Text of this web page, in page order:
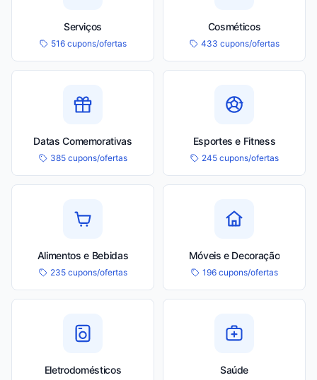
Serviços
516 cupons/ofertas
Cosméticos
433 cupons/ofertas
Datas Comemorativas
385 cupons/ofertas
Esportes e Fitness
245 cupons/ofertas
Alimentos e Bebidas
235 cupons/ofertas
Móveis e Decoração
196 cupons/ofertas
Eletrodomésticos Saúde